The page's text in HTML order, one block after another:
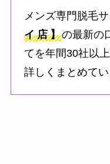
メンズ専門脱毛
イ 店 】の最新の
てを年間30社以
詳しくまとめてい